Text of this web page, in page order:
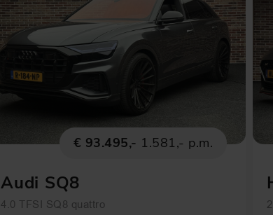
€ 93.495,- 1.581,- p.m.
Audi SQ8
4.0 TFSI SQ8 quattro